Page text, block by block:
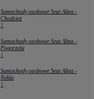
Samochody osobowe Seat Altea -
Chodzież
1
Samochody osobowe Seat Altea -
Pogorzela
1
Samochody osobowe Seat Altea -
Nekla
1